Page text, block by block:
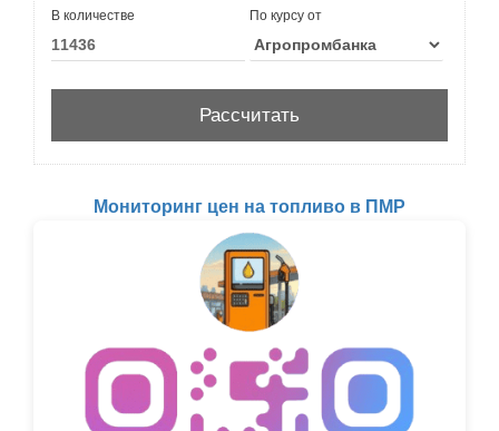
В количестве По курсу от
Мониторинг цен на топливо в ПМР